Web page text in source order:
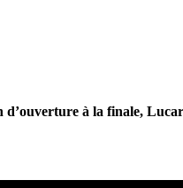
à la finale,